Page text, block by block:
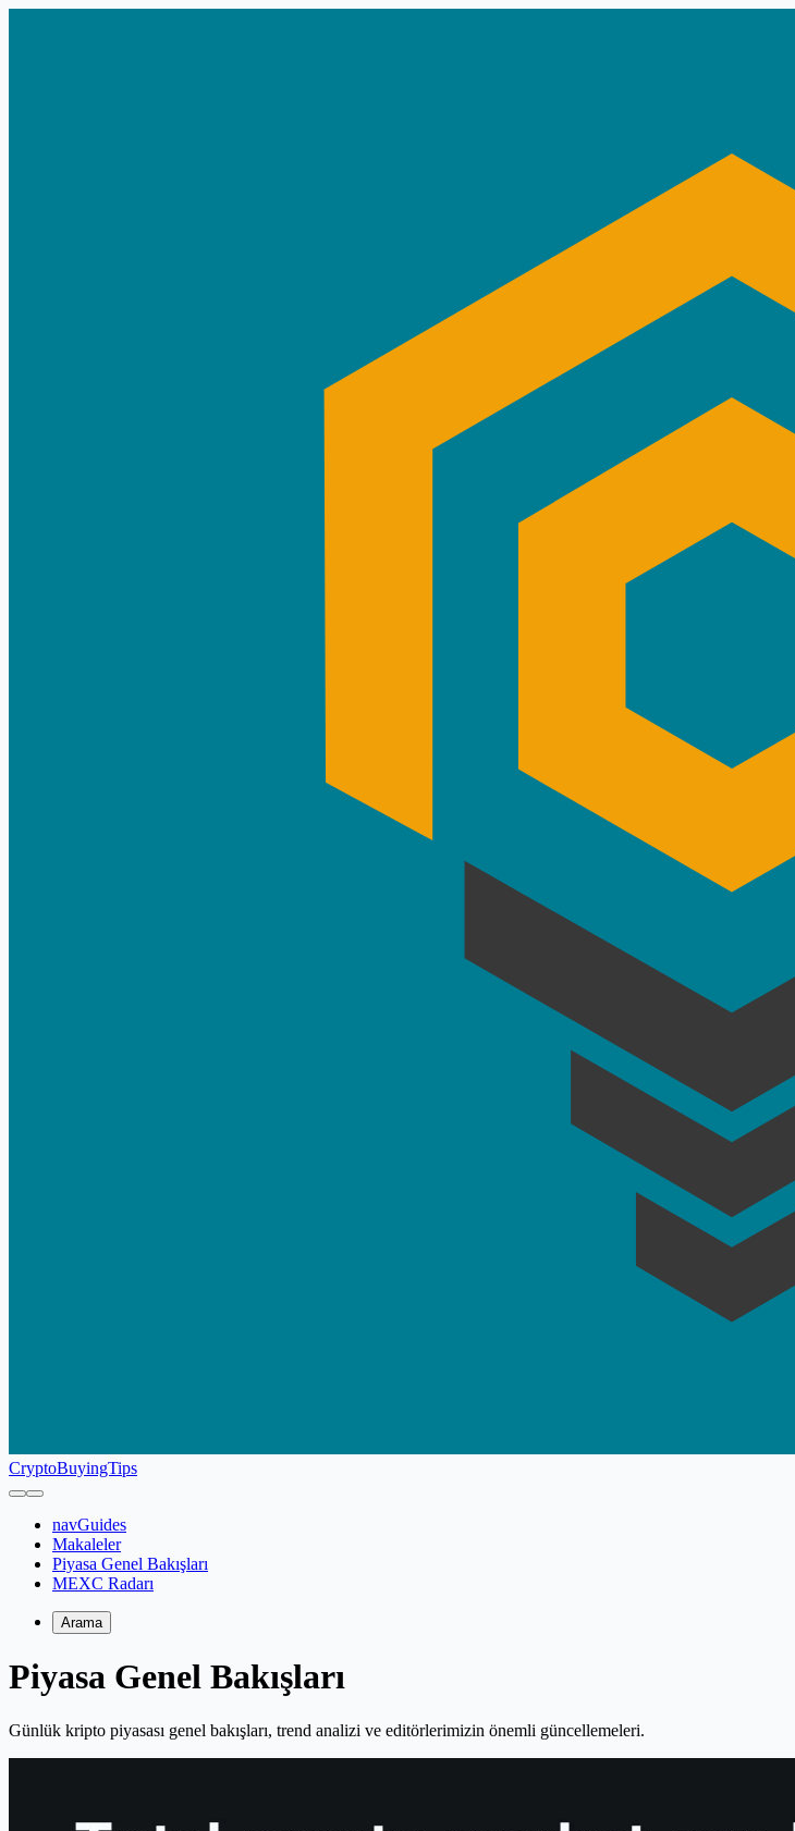
CryptoBuyingTips
navGuides
Makaleler
Piyasa Genel Bakışları
MEXC Radarı
Arama
Piyasa Genel Bakışları
Günlük kripto piyasası genel bakışları, trend analizi ve editörlerimizin önemli güncellemeleri.